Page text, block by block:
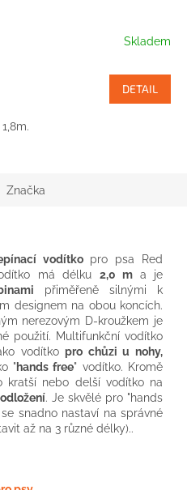
Skladem
DETAIL
Značka
vodítko pro psa Red
má délku 2,0 m a je
přiměřeně silnými k
designem na obou koncích.
nerezovým D-kroužkem je
použití. Multifunkční vodítko
vodítkopro chůzi u nohy,
"hands free" vodítko. Kromě
kratší nebo delší vodítko na
. Je skvělé pro "hands
snadno nastaví na správné
až na 3 různé délky)..